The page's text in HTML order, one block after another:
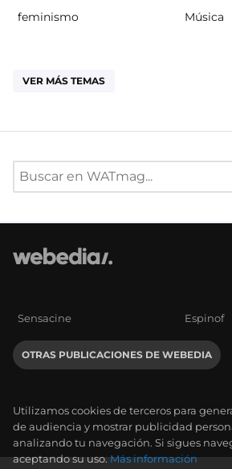
feminismo Música
VER MÁS TEMAS
Sensacine Espinof
OTRAS PUBLICACIONES DE WEBEDIA
Utilizamos cookies de terceros para
de audiencia y mostrar publicidad
analizando tu navegación. Si sigues
aceptando su uso.Más información